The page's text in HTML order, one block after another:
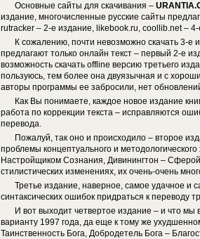
Основные сайты для скачивания –
издание, многочисленные русские сайты
rutracker – 2-е издание, likebook.ru, coollib.net –
К сожалению, почти невозможно скачать 3-е
предлагают только онлайн текст – первый 2-е
возможность скачать offline версию третьего
пользуюсь, тем более она двуязычная и с
авторы программы ее забросили, нет
Как Вы понимаете, каждое новое издание
работа по коррекции текста – исправляются
перевода.
Пожалуй, так оно и происходило – второе
проблемы концептуального и
Настройщиком Сознания, Дивинингтон –
стилистических изменениях, их очень-очень
Третье издание, наверное, самое удачное и
синтаксических ошибок придраться к переводу
И вот выходит четвертое издание – и что
варианту 1997 года, да еще к тому же
Таинственность Бога, Добродетель Бога –